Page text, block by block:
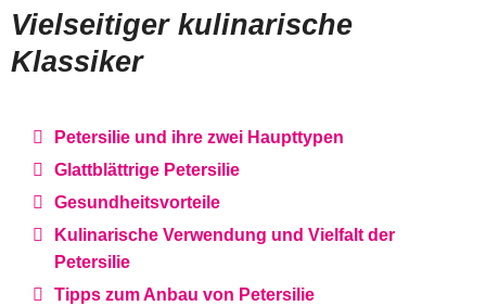
Vielseitiger kulinarische
Klassiker
Petersilie und ihre zwei Haupttypen
Glattblättrige Petersilie
Gesundheitsvorteile
Kulinarische Verwendung und Vielfalt der
Petersilie
Tipps zum Anbau von Petersilie